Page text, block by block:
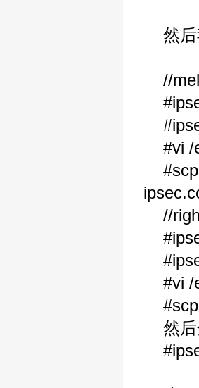
然后
//
#vi /
#scp
//
#vi /
#scp
然后